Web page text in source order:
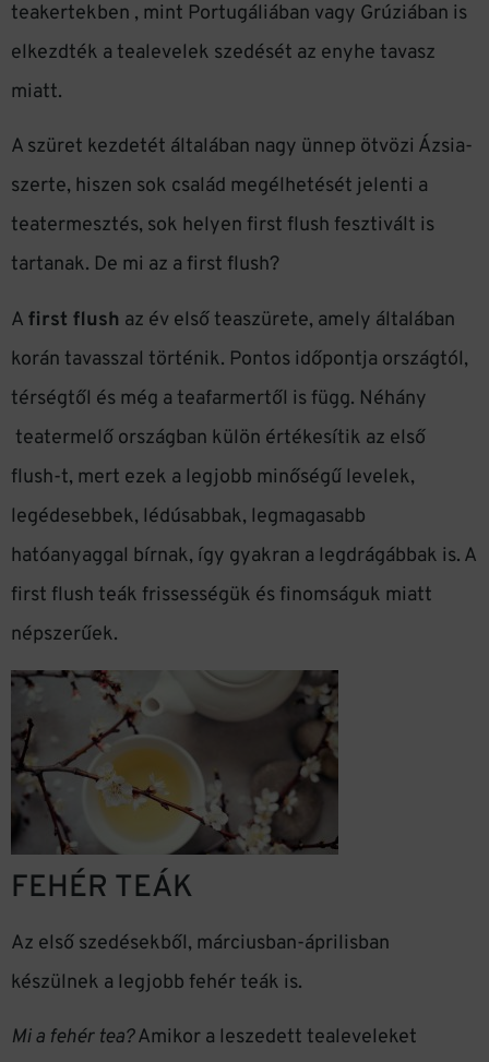
teakertekben , mint Portugáliában vagy Grúziában is
elkezdték a tealevelek szedését az enyhe tavasz
miatt.
A szüret kezdetét általában nagy ünnep ötvözi Ázsia-
szerte, hiszen sok család megélhetését jelenti a
teatermesztés, sok helyen first flush fesztivált is
tartanak. De mi az a first flush?
A first flush az év első teaszürete, amely általában
korán tavasszal történik. Pontos időpontja országtól,
térségtől és még a teafarmertől is függ. Néhány
teatermelő országban külön értékesítik az első
flush-t, mert ezek a legjobb minőségű levelek,
legédesebbek, lédúsabbak, legmagasabb
hatóanyaggal bírnak, így gyakran a legdrágábbak is. A
first flush teák frissességük és finomságuk miatt
népszerűek.
FEHÉR TEÁK
Az első szedésekből, márciusban-áprilisban
készülnek a legjobb fehér teák is.
Mi a fehér tea?Amikor a leszedett tealeveleket